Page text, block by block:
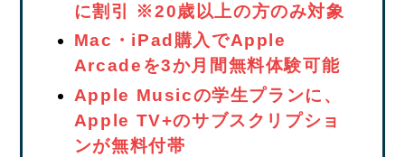
に割引 ※20歳以上の方のみ対象
Mac・iPad購入でApple
Arcadeを3か月間無料体験可能
Apple Musicの学生プランに、
Apple TV+のサブスクリプショ
ンが無料付帯